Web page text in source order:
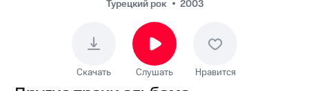
Турецкий рок
2003
Скачать Слушать Нравится